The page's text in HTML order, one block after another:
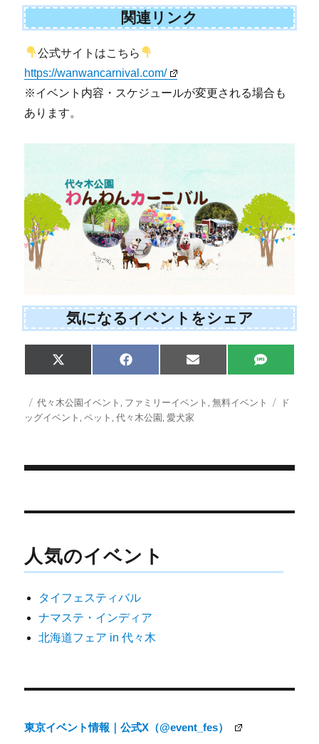
関連リンク
公式サイトはこちら
https://wanwancarnival.com/
※イベント内容・スケジュールが変更される場合も
あります。
気になるイベントをシェア
Share
on
X
(
w
i
t
)
Share
on
F
a
e
b
o
Share
on
E
m
Share
on
S
M
投
稿
カ
テ
代々木公園イベント , ファミリーイベント ,無料イベント
タ
ド
ッグイベント ,ペット ,代々木公園,愛犬家
稿
ビ
ー
シ
人気のイベント
タイフェスティバル
ナマステ・インディア
北海道フェア in 代々木
東京イベント情報｜公式X（@event_fes）